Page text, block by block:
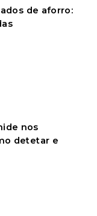
de aforro:
nos
detetar e